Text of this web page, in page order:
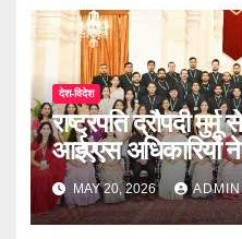
देश-विदेश
राष्ट्रपति द्रौपदी
आईएएस अधिकारियों
MAY 20, 2026 ADMIN